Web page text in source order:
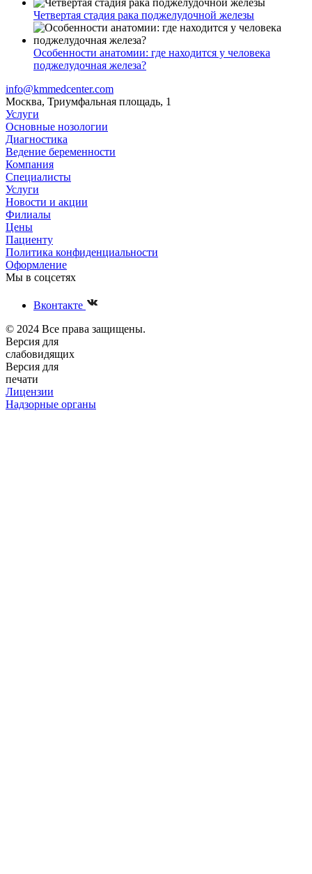
Четвертая стадия рака поджелудочной железы
Особенности анатомии: где находится у человека
поджелудочная железа?
info@kmmedcenter.com
Москва, Триумфальная площадь, 1
Услуги
Основные нозологии
Диагностика
Ведение беременности
Компания
Специалисты
Услуги
Новости и акции
Филиалы
Цены
Пациенту
Политика конфиденциальности
Оформление
Мы в соцсетях
Вконтакте
© 2024 Все права защищены.
Версия для
слабовидящих
Версия для
печати
Лицензии
Надзорные органы